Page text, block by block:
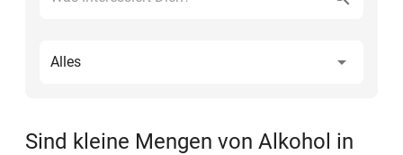
Alles
Sind kleine Mengen von Alkohol in